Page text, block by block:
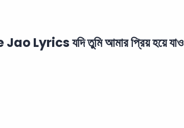
যদি তুমি আমার প্রিয় হয়ে যাও